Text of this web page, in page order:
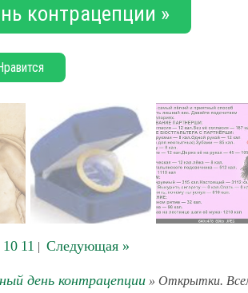
контрацепции »
10 11 | Следующая »
день контрацепции» Открытки.